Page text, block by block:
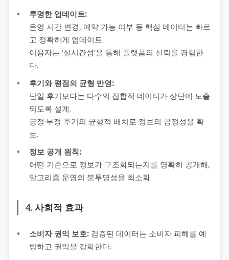
투명한 업데이트:
운영 시간 변경, 예약 가능 여부 등 핵심 데이터는 빠르
고 정확하게 업데이트.
이용자는 ‘실시간성’을 통해 플랫폼의 신뢰를 경험한
다.
후기와 평점의 균형 반영:
단일 후기보다는 다수의 집합적 데이터가 상단에 노출
되도록 설계.
긍정·부정 후기의 균형적 배치로 정보의 공정성을 확
보.
정보 공개 원칙:
어떤 기준으로 정보가 구조화되는지를 명확히 공개해,
알고리즘 운영의 불투명성을 최소화.
4. 사회적 효과
소비자 권익 보호: 검증된 데이터는 소비자 피해를 예
방하고 권익을 강화한다.